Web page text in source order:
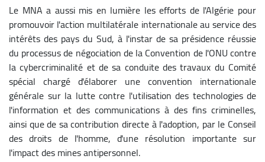
Le MNA a aussi mis en lumière les efforts de l'Algérie pour
promouvoir l'action multilatérale internationale au service des
intérêts des pays du Sud, à l'instar de sa présidence réussie
du processus de négociation de la Convention de l'ONU contre
la cybercriminalité et de sa conduite des travaux du Comité
spécial chargé d'élaborer une convention internationale
générale sur la lutte contre l'utilisation des technologies de
l'information et des communications à des fins criminelles,
ainsi que de sa contribution directe à l'adoption, par le Conseil
des droits de l'homme, d'une résolution importante sur
l'impact des mines antipersonnel.